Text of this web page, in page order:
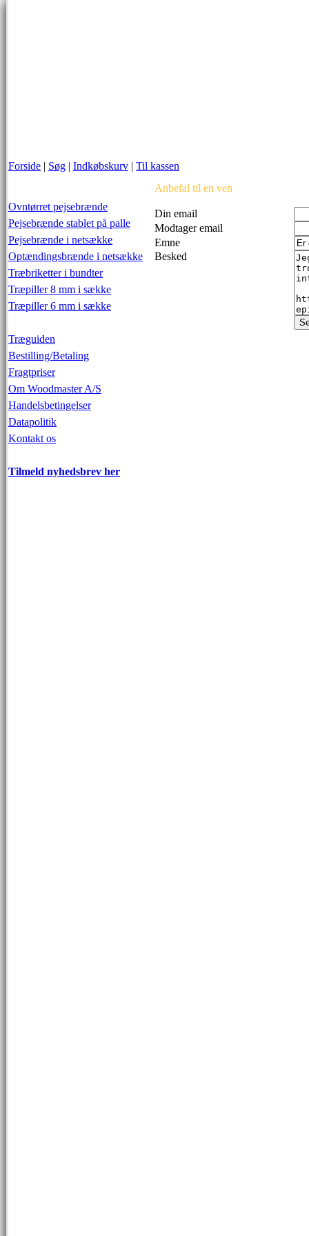
Forside | Søg | Indkøbskurv | Til kassen
Ovntørret pejsebrænde
Pejsebrænde stablet på palle
Pejsebrænde i netsække
Optændingsbrænde i netsække
Træbriketter i bundter
Træpiller 8 mm i sække
Træpiller 6 mm i sække
Træguiden
Bestilling/Betaling
Fragtpriser
Om Woodmaster A/S
Handelsbetingelser
Datapolitik
Kontakt os
Tilmeld nyhedsbrev her
Anbefal til en ven
Din email
Modtager email
Emne
Besked